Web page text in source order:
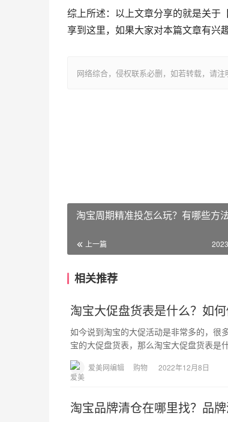
综上所述：以上文章分享的就是关于
享到这里，如果大家对本篇文章有兴
网络综合，侵权联系必删，如若转载，请
淘宝周期精准投怎么玩？有哪些方
上一篇
相关推荐
淘宝大促盘货表是什么？如
如今说到淘宝的大促活动是非常多的，很
宝的大促盘货表，那么淘宝大促盘货表
爱美网编辑 购物 2022年12月8日
淘宝品牌清仓在哪里找？品